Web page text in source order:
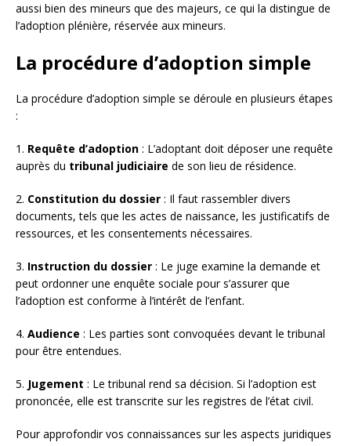
aussi bien des mineurs que des majeurs, ce qui la distingue de
l’adoption plénière, réservée aux mineurs.
La procédure d’adoption simple
La procédure d’adoption simple se déroule en plusieurs étapes
:
1. Requête d’adoption : L’adoptant doit déposer une requête
auprès du tribunal judiciaire de son lieu de résidence.
2. Constitution du dossier : Il faut rassembler divers
documents, tels que les actes de naissance, les justificatifs de
ressources, et les consentements nécessaires.
3. Instruction du dossier : Le juge examine la demande et
peut ordonner une enquête sociale pour s’assurer que
l’adoption est conforme à l’intérêt de l’enfant.
4. Audience : Les parties sont convoquées devant le tribunal
pour être entendues.
5. Jugement : Le tribunal rend sa décision. Si l’adoption est
prononcée, elle est transcrite sur les registres de l’état civil.
Pour approfondir vos connaissances sur les aspects juridiques